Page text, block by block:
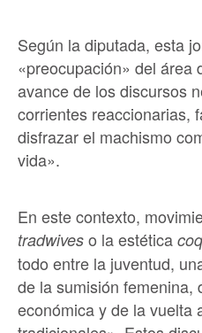
Según la diputada, esta
«preocupación» del área
avance de los discursos
corrientes reaccionarias,
disfrazar el machismo
vida».
En este contexto,
tradwives o la estética
todo entre la juventud,
de la sumisión femenina,
económica y de la vuelta